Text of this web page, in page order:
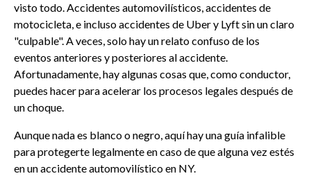
visto todo. Accidentes automovilísticos, accidentes de
motocicleta, e incluso accidentes de Uber y Lyft sin un claro
"culpable". A veces, solo hay un relato confuso de los
eventos anteriores y posteriores al accidente.
Afortunadamente, hay algunas cosas que, como conductor,
puedes hacer para acelerar los procesos legales después de
un choque.
Aunque nada es blanco o negro, aquí hay una guía infalible
para protegerte legalmente en caso de que alguna vez estés
en un accidente automovilístico en NY.